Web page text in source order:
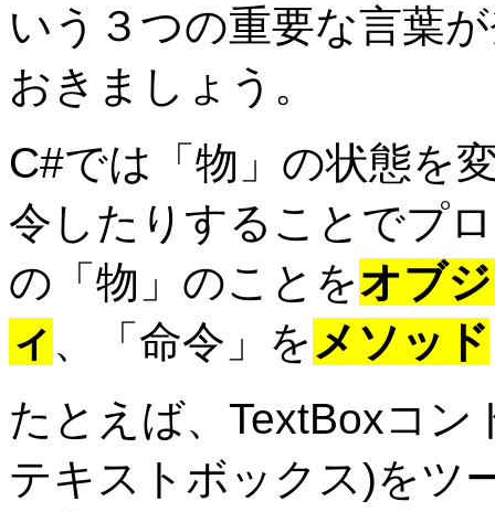
いう３つの重要な言葉
おきましょう。
C#では「物」の状態を
令したりすることでプ
の「物」のことをオブ
ィ 、「命令」を メソッド
たとえば、TextBoxコン
テキストボックス)をツ